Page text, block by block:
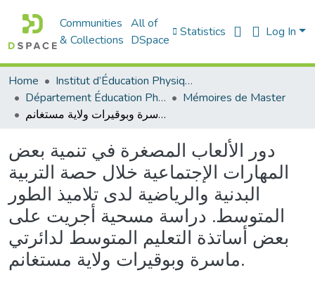
Communities
& Collections
All of
DSpace
Statistics Log In
Home
Institut d’Éducation Physique et Sportive
Département Éducation Physique et Sportive (EPS)
Mémoires de Master
دور الألعاب المصغرة في تنمية بعض المهارات الإجتماعية خلال حصة التربية البدنية والرياضية لدى تلاميذ الطور المتوسط. دراسة مسحية أجريت على بعض أساتذة التعليم المتوسط لدائرتي ماسرة وبوقيرات ولاية مستغانم.
دور الألعاب المصغرة في تنمية بعض
المهارات الإجتماعية خلال حصة التربية
البدنية والرياضية لدى تلاميذ الطور
المتوسط. دراسة مسحية أجريت على
بعض أساتذة التعليم المتوسط لدائرتي
ماسرة وبوقيرات ولاية مستغانم.